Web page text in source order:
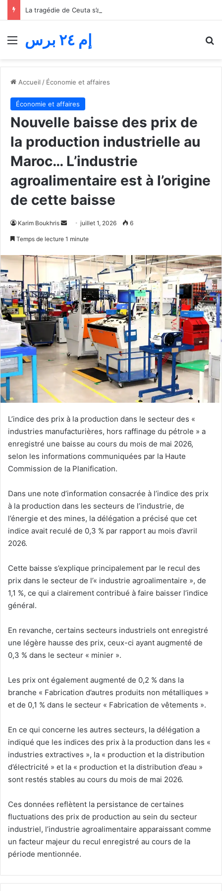
Menu إم ٢٤ برس
Accueil / Économie et affaires
Économie et affaires
Nouvelle baisse des prix de
la production industrielle au
Maroc… L’industrie
agroalimentaire est à l’origine
de cette baisse
Karim Boukhris
Envoyerjuillet 1, 2026 6
Temps de lecture 1 minute
L’indice des prix à la production dans le secteur des «
industries manufacturières, hors raffinage du pétrole » a
enregistré une baisse au cours du mois de mai 2026,
selon les informations communiquées par la Haute
Commission de la Planification.
Dans une note d’information consacrée à l’indice des prix
à la production dans les secteurs de l’industrie, de
l’énergie et des mines, la délégation a précisé que cet
indice avait reculé de 0,3 % par rapport au mois d’avril
2026.
Cette baisse s’explique principalement par le recul des
prix dans le secteur de l’« industrie agroalimentaire », de
1,1 %, ce qui a clairement contribué à faire baisser l’indice
général.
En revanche, certains secteurs industriels ont enregistré
une légère hausse des prix, ceux-ci ayant augmenté de
0,3 % dans le secteur « minier ».
Les prix ont également augmenté de 0,2 % dans la
branche « Fabrication d’autres produits non métalliques »
et de 0,1 % dans le secteur « Fabrication de vêtements ».
En ce qui concerne les autres secteurs, la délégation a
indiqué que les indices des prix à la production dans les «
industries extractives », la « production et la distribution
d’électricité » et la « production et la distribution d’eau »
sont restés stables au cours du mois de mai 2026.
Ces données reflètent la persistance de certaines
fluctuations des prix de production au sein du secteur
industriel, l’industrie agroalimentaire apparaissant comme
un facteur majeur du recul enregistré au cours de la
période mentionnée.